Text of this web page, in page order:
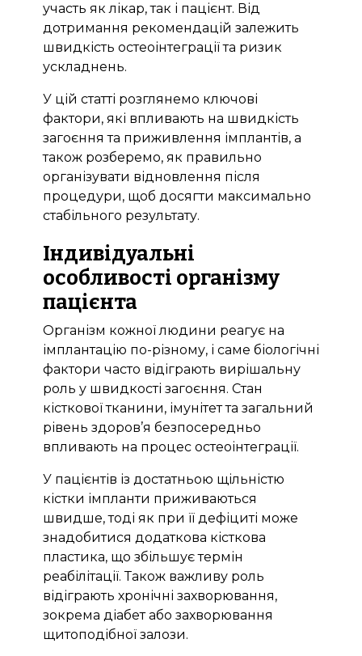
участь як лікар, так і пацієнт. Від
дотримання рекомендацій залежить
швидкість остеоінтеграції та ризик
ускладнень.
У цій статті розглянемо ключові
фактори, які впливають на швидкість
загоєння та приживлення імплантів, а
також розберемо, як правильно
організувати відновлення після
процедури, щоб досягти максимально
стабільного результату.
Індивідуальні
особливості організму
пацієнта
Організм кожної людини реагує на
імплантацію по-різному, і саме біологічні
фактори часто відіграють вирішальну
роль у швидкості загоєння. Стан
кісткової тканини, імунітет та загальний
рівень здоров’я безпосередньо
впливають на процес остеоінтеграції.
У пацієнтів із достатньою щільністю
кістки імпланти приживаються
швидше, тоді як при її дефіциті може
знадобитися додаткова кісткова
пластика, що збільшує термін
реабілітації. Також важливу роль
відіграють хронічні захворювання,
зокрема діабет або захворювання
щитоподібної залози.